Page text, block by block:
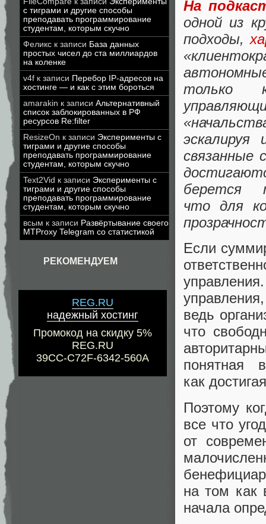
с тиграми и другие способы
преподавать программирование
студентам, которым скучно
Феликс к записи База данных
простых чисел до ста миллиардов
на коленке
v4f к записи Перебор IP-адресов на
хостинге — и как с этим бороться
amarakin к записи Альтернативный
список заблокированных в РФ
ресурсов Re:filter
ResizeOn к записи Эксперименты с
тиграми и другие способы
преподавать программирование
студентам, которым скучно
Text2Vid к записи Эксперименты с
тиграми и другие способы
преподавать программирование
студентам, которым скучно
всым к записи Развёртывание своего
MTProxy Telegram со статистикой
РЕКОМЕНДУЕМ
REG.RU
надежный хостинг
Промокод на скидку 5%
REG.RU
39CC-C72F-6342-560A
На
одной из
подходы,
только
связанные
что для
Если
ведь
что
понятная
как
Поэтому
все что
от
на том как
начала